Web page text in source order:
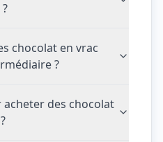
chocolat en vrac
?
des chocolat